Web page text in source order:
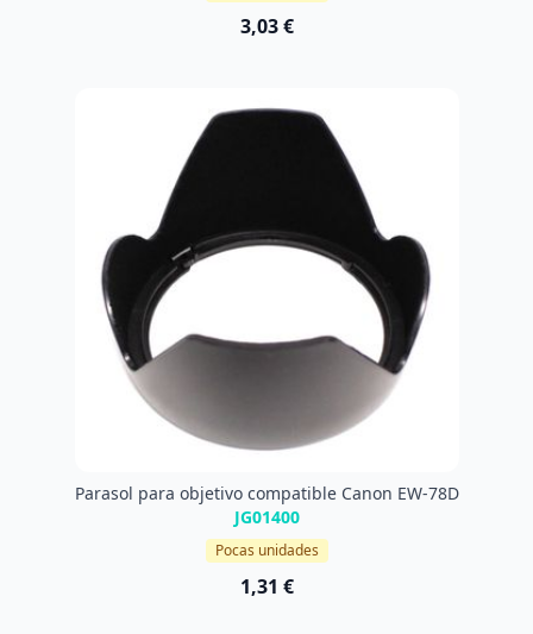
3,03 €
Parasol para objetivo compatible Canon EW-78D
JG01400
Pocas unidades
1,31 €